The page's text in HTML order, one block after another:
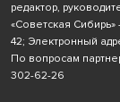
редактор,
«Советская
42; Электронный
По вопросам
302-62-26